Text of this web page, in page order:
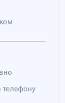
телефону